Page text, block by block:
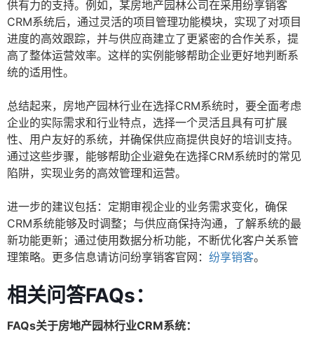
供有力的支持。例如，某房地产园林公司在采用纷享销客
CRM系统后，通过灵活的项目管理功能模块，实现了对项目
进度的高效跟踪，并与供应商建立了更紧密的合作关系，提
高了整体运营效率。这样的实例能够帮助企业更好地判断系
统的适用性。
总结起来，房地产园林行业在选择CRM系统时，要全面考虑
企业的实际需求和行业特点，选择一个灵活且具有可扩展
性、用户友好的系统，并确保供应商提供良好的培训支持。
通过这些步骤，能够帮助企业避免在选择CRM系统时的常见
陷阱，实现业务的高效管理和运营。
进一步的建议包括：定期审视企业的业务需求变化，确保
CRM系统能够及时调整；与供应商保持沟通，了解系统的最
新功能更新；通过使用数据分析功能，不断优化客户关系管
理策略。更多信息请访问纷享销客官网： 纷享销客。
相关问答FAQs：
FAQs关于房地产园林行业CRM系统：